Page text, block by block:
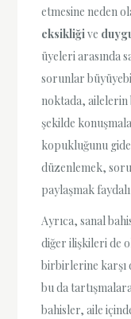
etmesine neden
eksikliğive
üyeleri arasında
sorunlar
noktada,
şekilde
kopukluğunu
düzenlemek,
paylaşmak
Ayrıca, sanal
diğer ilişkileri de
birbirlerine karşı
bu da
bahisler, aile